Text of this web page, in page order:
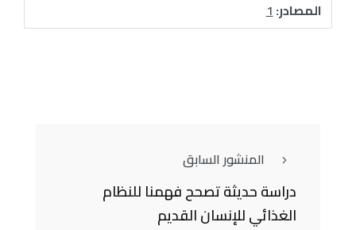
المصادر:1
المنشور السابق
دراسة حديثة تصحح فهمنا للنظام
الغذائي للإنسان القديم